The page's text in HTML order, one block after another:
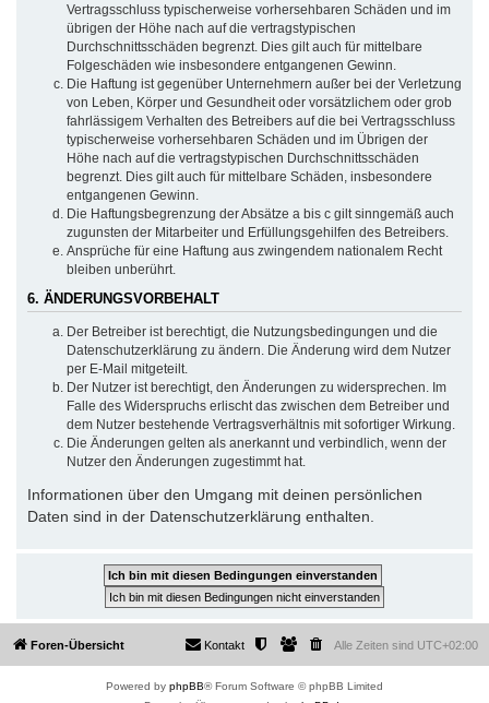
Vertragsschluss typischerweise vorhersehbaren Schäden und im
übrigen der Höhe nach auf die vertragstypischen
Durchschnittsschäden begrenzt. Dies gilt auch für mittelbare
Folgeschäden wie insbesondere entgangenen Gewinn.
Die Haftung ist gegenüber Unternehmern außer bei der Verletzung
von Leben, Körper und Gesundheit oder vorsätzlichem oder grob
fahrlässigem Verhalten des Betreibers auf die bei Vertragsschluss
typischerweise vorhersehbaren Schäden und im Übrigen der
Höhe nach auf die vertragstypischen Durchschnittsschäden
begrenzt. Dies gilt auch für mittelbare Schäden, insbesondere
entgangenen Gewinn.
Die Haftungsbegrenzung der Absätze a bis c gilt sinngemäß auch
zugunsten der Mitarbeiter und Erfüllungsgehilfen des Betreibers.
Ansprüche für eine Haftung aus zwingendem nationalem Recht
bleiben unberührt.
6. ÄNDERUNGSVORBEHALT
Der Betreiber ist berechtigt, die Nutzungsbedingungen und die
Datenschutzerklärung zu ändern. Die Änderung wird dem Nutzer
per E-Mail mitgeteilt.
Der Nutzer ist berechtigt, den Änderungen zu widersprechen. Im
Falle des Widerspruchs erlischt das zwischen dem Betreiber und
dem Nutzer bestehende Vertragsverhältnis mit sofortiger Wirkung.
Die Änderungen gelten als anerkannt und verbindlich, wenn der
Nutzer den Änderungen zugestimmt hat.
Informationen über den Umgang mit deinen persönlichen
Daten sind in der Datenschutzerklärung enthalten.
Foren-Übersicht Alle Zeiten sind UTC+02:00
Kontakt
Powered by phpBB® Forum Software © phpBB Limited